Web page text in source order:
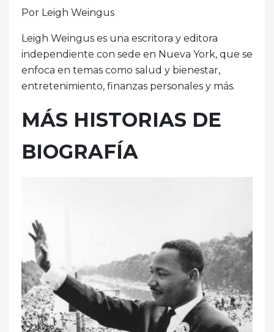
Por Leigh Weingus
Leigh Weingus es una escritora y editora
independiente con sede en Nueva York, que se
enfoca en temas como salud y bienestar,
entretenimiento, finanzas personales y más.
MÁS HISTORIAS DE
BIOGRAFÍA